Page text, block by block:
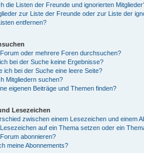
die Listen der Freunde und ignorierten
zur Liste der Freunde oder zur Liste der
entfernen?
oder mehrere Foren durchsuchen?
bei der Suche keine Ergebnisse?
ich bei der Suche eine leere Seite?
Mitgliedern suchen?
eigenen Beiträge und Themen finden?
Lesezeichen
zwischen einem Lesezeichen und einem
auf ein Thema setzen oder ein
abonnieren?
meine Abonnements?